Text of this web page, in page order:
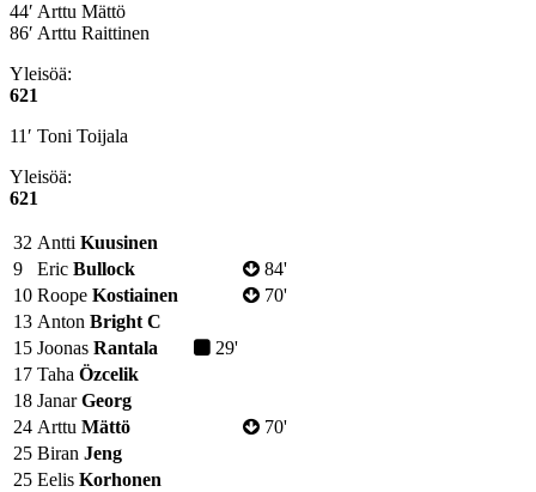
44′ Arttu Mättö
86′ Arttu Raittinen
Yleisöä:
621
11′ Toni Toijala
Yleisöä:
621
32 Antti Kuusinen
9
Eric Bullock
84'
10 Roope Kostiainen
70'
13 Anton Bright C
15 Joonas Rantala
29'
17 Taha Özcelik
18 JanarGeorg
24 Arttu Mättö
70'
25 Biran Jeng
25 Eelis Korhonen